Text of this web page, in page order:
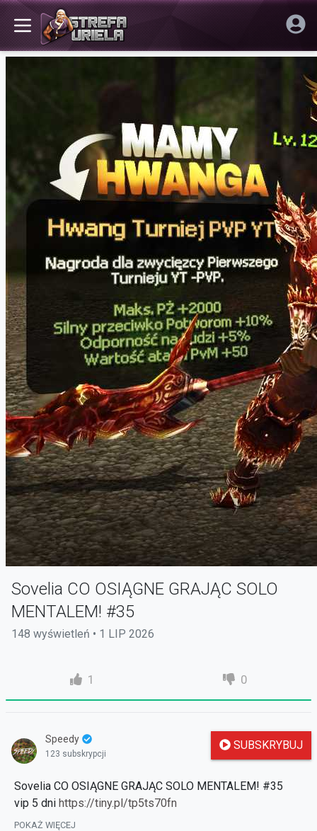
Sovelia CO OSIĄGNE GRAJĄC SOLO
MENTALEM! #35
148 wyświetleń • 1 LIP 2026
1 0
Speedy
123 subskrypcji
SUBSKRYBUJ
Sovelia CO OSIĄGNE GRAJĄC SOLO MENTALEM! #35
vip 5 dni https://tiny.pl/tp5ts70fn
Mój discord
POKAŻ WIĘCEJ